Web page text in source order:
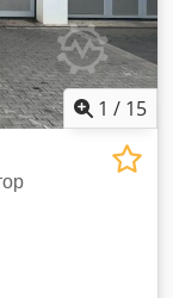
•
основи
и ценен
1 / 15